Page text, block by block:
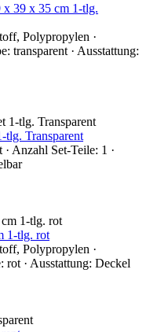
39 x 35 cm 1-tlg.
Polypropylen ·
transparent · Ausstattung:
tlg. Transparent
Anzahl Set-Teile: 1 ·
1-tlg. rot
Polypropylen ·
rot · Ausstattung: Deckel